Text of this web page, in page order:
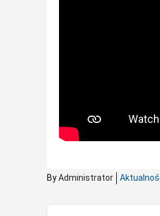
ByAdministrator